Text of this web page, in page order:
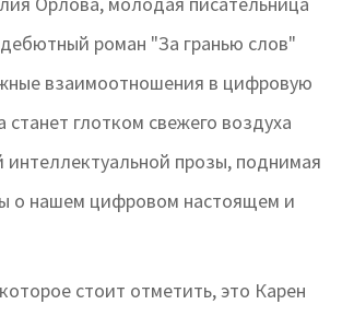
роман "За гранью слов"
взаимоотношения в цифровую
станет глотком свежего воздуха
прозы, поднимая
о нашем цифровом настоящем и
стоит отметить, это Карен